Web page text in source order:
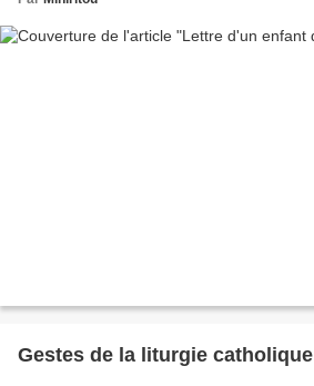
Gestes de la liturgie catholique